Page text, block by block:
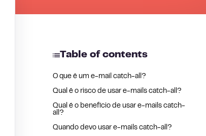
Table of contents
O que é um e-mail catch-all?
Qual é o risco de usar e-mails catch-all?
Qual é o benefício de usar e-mails catch-
all?
Quando devo usar e-mails catch-all?